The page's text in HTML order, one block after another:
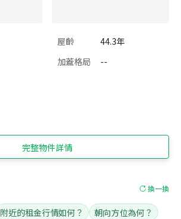
屋齡
44.3年
加蓋格局
--
完整物件詳情
換一換
附近的租金行情如何？
朝向方位為何？